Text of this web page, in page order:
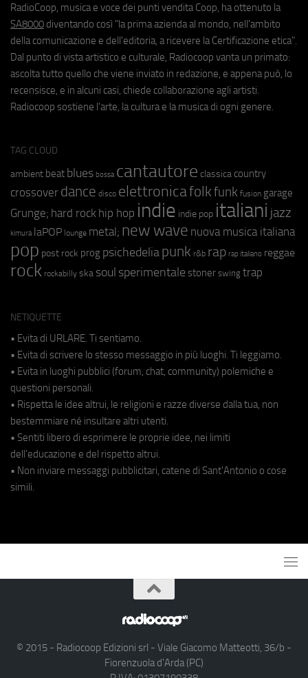
RadioCoop, musica e voce dei punti vendita Coop, ha ottenuto la
SA8000 diventando così "la prima azienda al mondo, nell'ambito
della comunicazione e dell'editoria, a ricevere la Certificazione etica".
Dal punto di vista artistico e culturale, Radiocoop vanta un primato:
ascolta tutto quello che viene inviato in redazione, e appena può, lo
recensisce, e in alcuni casi, chiede collaborazione agli artisti.
Radiocoop sostiene l'arte, la cultura e la musica di ogni genere.
TAG CLOUD
ambient beat blues bossa cantautore classica country
crossover dance disco elettronicafolkfunk fusion garage
Grunge; hard rock hip hop indie indie pop italiani jazz
kimura laPOP lounge metal; new wave nuova musica italiana
pop post rock prog psichedeliapunk r&b rap rap italiano reggae
rock rockabilly ska soul sperimentale stoner swing trap
NETIQUETTE
• Evita di URLARE. Ti sentiamo.
• Evita di scrivere lo stesso messaggio in più luoghi. Ti leggiamo.
• Evita in luoghi pubblici (forum, chat, community) polemiche e
questioni personali.
• Rispetta le idee altrui, le religioni e razze diverse dalla tua, non
bestemmiare né insultare altri utenti.
• Sentiti libero di esprimere le proprie idee, nei limiti
dell'educazione e del rispetto altrui.
• Non inviare messaggi pubblicitari, catene di Sant'Antonio o cose
simili.
© 2015 - Radiocoop Edizioni srl - Viale Giacomo Matteotti, 36/b -
Fiorenzuola d'Arda (PC)